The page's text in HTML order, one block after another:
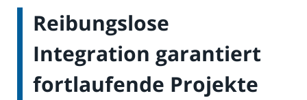
Reibungslose
Integration garantiert
fortlaufende Projekte